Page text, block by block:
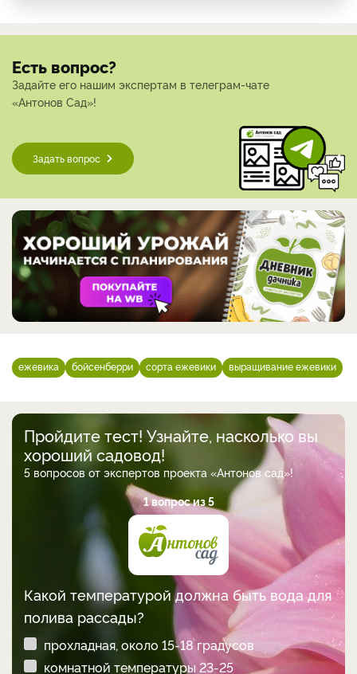
Есть вопрос?
Задайте его нашим экспертам в телеграм-чате
«Антонов Сад»!
Задать вопрос
ежевика бойсенберри сорта ежевики выращивание ежевики
Пройдите тест! Узнайте, насколько вы
хороший садовод!
5 вопросов от экспертов проекта «Антонов сад»!
1 вопрос из 5
Какой температурой должна быть вода для
полива рассады?
прохладная, около 15-18 градусов
комнатной температуры 23-25